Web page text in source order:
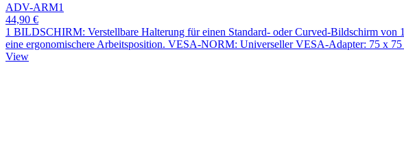
ADV-ARM1
44,90 €
1 BILDSCHIRM: Verstellbare Halterung für einen Standard- oder Curved-Bildschirm
eine ergonomischere Arbeitsposition. VESA-NORM: Universeller VESA-Adapter: 75 x
View